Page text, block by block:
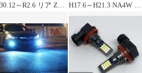
～R2.6 リア ZE4
ンチ部違い兼用 アン
ー LED ウインカー
却ファン搭載 ハイフ
防止抵抗内蔵 2個セ
ト 車検対応
H17.6～H21.3 NA4W 爆
光 単色 H8/H11/H16
LED フォグランプ バル
ブ 球 2個SET 特注ハイ
パワーLEDチップ搭載
ポン付け 新品 送料込み